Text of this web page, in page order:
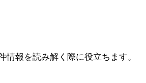
報を読み解く際に役立ちます。